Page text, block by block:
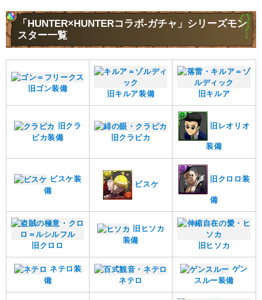
「HUNTER×HUNTERコラボ-ガチャ」シリーズモン
スター一覧
旧ゴン装備
旧キルア装備 旧キルア
旧クラ
ピカ装備
旧クラピカ
旧レオリオ
装備
ビスケ装
備
ビスケ
旧クロロ装
備
旧クロロ
旧ヒソカ
装備
旧ヒソカ
ネテロ装
備
ネテロ
ゲン
スルー装備